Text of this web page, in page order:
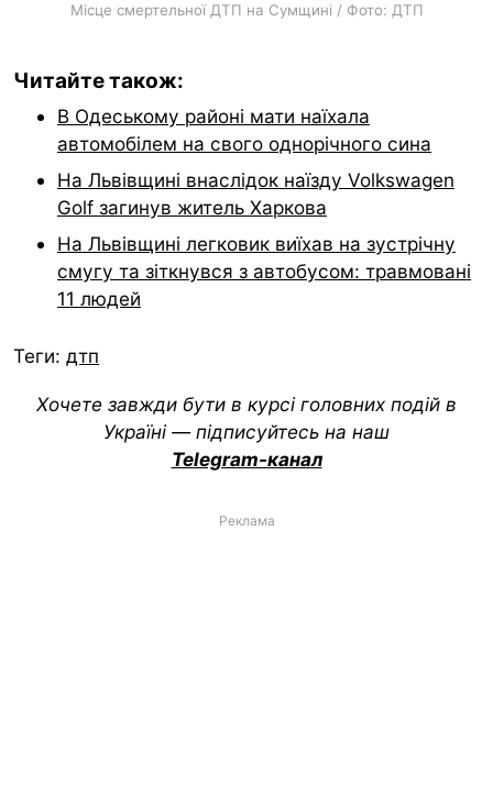
Місце смертельної ДТП на Сумщині / Фото: ДТП
Читайте також:
В Одеському районі мати наїхала
автомобілем на свого однорічного сина
На Львівщині внаслідок наїзду Volkswagen
Golf загинув житель Харкова
На Львівщині легковик виїхав на зустрічну
смугу та зіткнувся з автобусом: травмовані
11 людей
Теги: дтп
Хочете завжди бути в курсі головних подій в
Україні — підписуйтесь на наш
Telegram-канал
Реклама